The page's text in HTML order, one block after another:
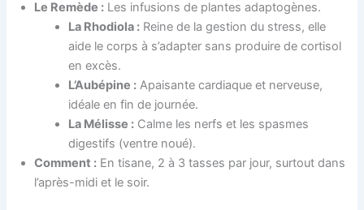
Le Remède : Les infusions de plantes adaptogènes.
La Rhodiola : Reine de la gestion du stress, elle
aide le corps à s’adapter sans produire de cortisol
en excès.
L’Aubépine : Apaisante cardiaque et nerveuse,
idéale en fin de journée.
La Mélisse : Calme les nerfs et les spasmes
digestifs (ventre noué).
Comment : En tisane, 2 à 3 tasses par jour, surtout dans
l’après-midi et le soir.